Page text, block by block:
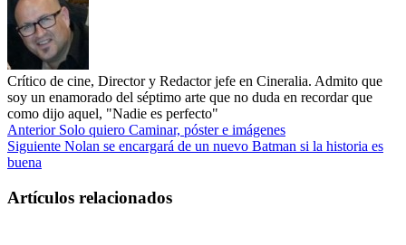
Crítico de cine, Director y Redactor jefe en Cineralia. Admito que
soy un enamorado del séptimo arte que no duda en recordar que
como dijo aquel, "Nadie es perfecto"
AnteriorSolo quiero Caminar, póster e imágenes
Siguiente Nolan se encargará de un nuevo Batman si la historia es
buena
Artículos relacionados